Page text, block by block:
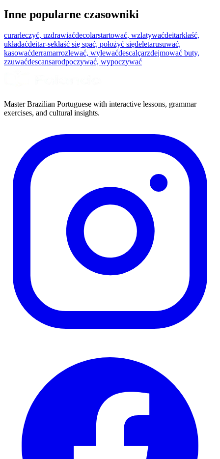
Inne popularne czasowniki
curarleczyć, uzdrawiaćdecolarstartować, wzlatywaćdeitarkłaść,
układaćdeitar-sekłaść się spać, położyć siędeletarusuwać,
kasowaćderramarrozlewać, wylewaćdescalçarzdejmować buty,
zzuwaćdescansarodpoczywać, wypoczywać
Master Brazilian Portuguese with interactive lessons, grammar
exercises, and cultural insights.